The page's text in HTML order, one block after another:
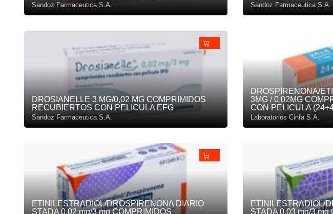
Sandoz Farmaceutica S.A. Sandoz Farmaceutica S.A.
DROSIANELLE 3 MG/0,02 MG COMPRIMIDOS
RECUBIERTOS CON PELICULA EFG
Sandoz Farmaceutica S.A.
DROSPIRENONA/
3MG / 0,02MG
CON PELICULA
Laboratorios Cinfa S.A.
ETINILESTRADIOL/DROSPIRENONA DIARIO
STADA 0,02 mg/3 mg COMPRIMIDOS
ETINILESTRADIOL/
STADA 0,03 mg/3 mg